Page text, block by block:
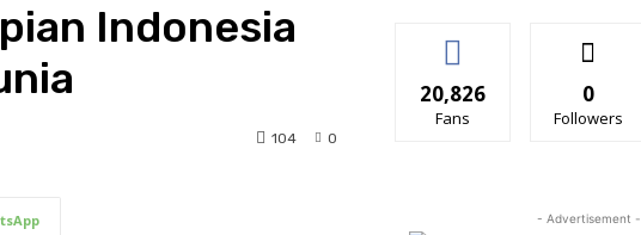
Indonesia
0
104
20,826
Fans
0
Followers
- Advertisement -